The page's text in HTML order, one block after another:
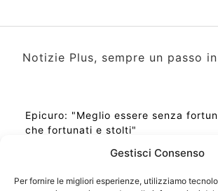
Gestisci Consenso
Per fornire le migliori esperienze, utilizziamo
Notizie Plus, sempre un passo
Epicuro: "Meglio essere senza
che fortunati e stolti"